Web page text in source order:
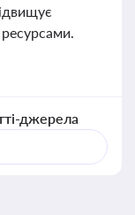
джерела